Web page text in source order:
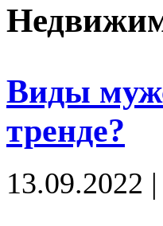
Виды
тренде?
13.09.2022 |